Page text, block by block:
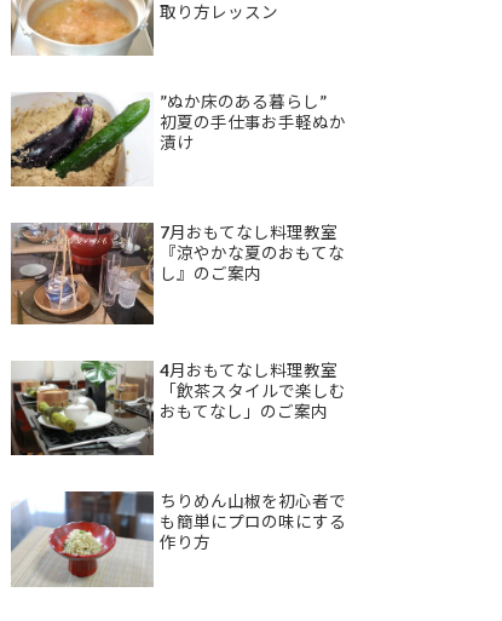
取り方レッスン
”ぬか床のある暮らし”
初夏の手仕事お手軽ぬか
漬け
7月おもてなし料理教室
『涼やかな夏のおもてな
し』のご案内
4月おもてなし料理教室
「飲茶スタイルで楽しむ
おもてなし」のご案内
ちりめん山椒を初心者で
も簡単にプロの味にする
作り方